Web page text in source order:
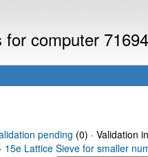
computer
pending (0) · Validation
15e Lattice Sieve for smaller